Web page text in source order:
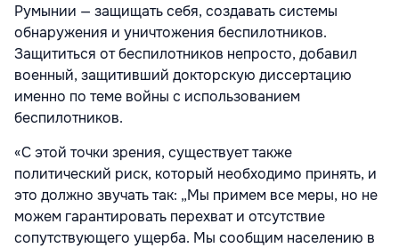
Румынии — защищать себя, создавать системы
обнаружения и уничтожения беспилотников.
Защититься от беспилотников непросто, добавил
военный, защитивший докторскую диссертацию
именно по теме войны с использованием
беспилотников.
«С этой точки зрения, существует также
политический риск, который необходимо принять, и
это должно звучать так: „Мы примем все меры, но не
можем гарантировать перехват и отсутствие
сопутствующего ущерба. Мы сообщим населению в